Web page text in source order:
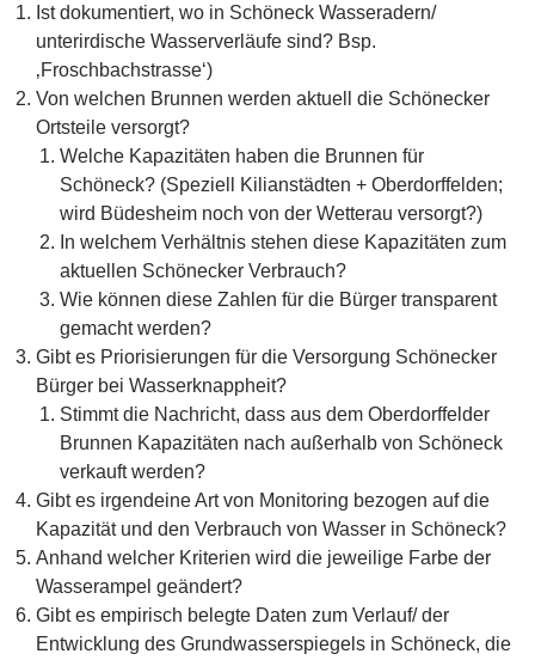
Ist dokumentiert, wo in Schöneck Wasseradern/
unterirdische Wasserverläufe sind? Bsp.
‚Froschbachstrasse‘)
Von welchen Brunnen werden aktuell die Schönecker
Ortsteile versorgt?
Welche Kapazitäten haben die Brunnen für
Schöneck? (Speziell Kilianstädten + Oberdorffelden;
wird Büdesheim noch von der Wetterau versorgt?)
In welchem Verhältnis stehen diese Kapazitäten zum
aktuellen Schönecker Verbrauch?
Wie können diese Zahlen für die Bürger transparent
gemacht werden?
Gibt es Priorisierungen für die Versorgung Schönecker
Bürger bei Wasserknappheit?
Stimmt die Nachricht, dass aus dem Oberdorffelder
Brunnen Kapazitäten nach außerhalb von Schöneck
verkauft werden?
Gibt es irgendeine Art von Monitoring bezogen auf die
Kapazität und den Verbrauch von Wasser in Schöneck?
Anhand welcher Kriterien wird die jeweilige Farbe der
Wasserampel geändert?
Gibt es empirisch belegte Daten zum Verlauf/ der
Entwicklung des Grundwasserspiegels in Schöneck, die